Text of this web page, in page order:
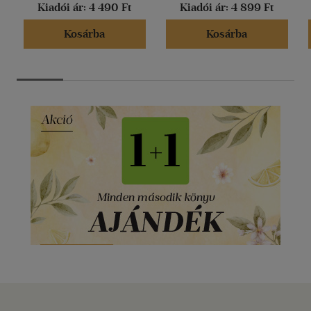
Kiadói ár: 4 490 Ft
Kosárba
Kiadói ár: 4 899 Ft
Kosárba